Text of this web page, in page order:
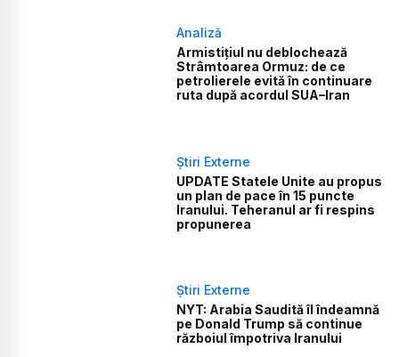
Analiză
Armistițiul nu deblochează
Strâmtoarea Ormuz: de ce
petrolierele evită în continuare
ruta după acordul SUA–Iran
Știri Externe
UPDATE Statele Unite au propus
un plan de pace în 15 puncte
Iranului. Teheranul ar fi respins
propunerea
Știri Externe
NYT: Arabia Saudită îl îndeamnă
pe Donald Trump să continue
războiul împotriva Iranului